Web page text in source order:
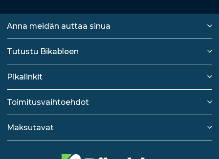
Anna meidän auttaa sinua
Tutustu Bikableen
Pikalinkit
Toimitusvaihtoehdot
Maksutavat